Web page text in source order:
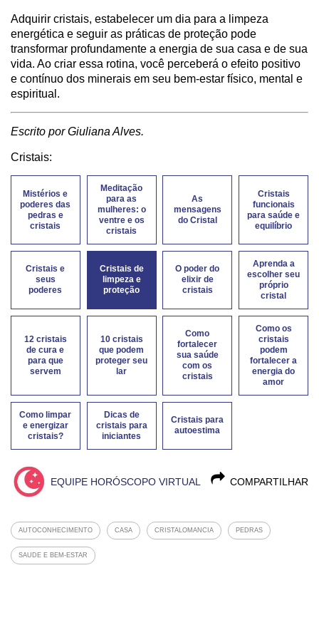
Adquirir cristais, estabelecer um dia para a limpeza
energética e seguir as práticas de proteção pode
transformar profundamente a energia de sua casa e de sua
vida. Ao criar essa rotina, você perceberá o efeito positivo
e contínuo dos minerais em seu bem-estar físico, mental e
espiritual.
Escrito por Giuliana Alves.
Cristais:
Mistérios e
poderes das
pedras e
cristais
Meditação
para as
mulheres: o
ventre e os
cristais
As
mensagens
do Cristal
Cristais
funcionais
para saúde e
equilíbrio
Cristais e
seus
poderes
Cristais de
limpeza e
proteção
O poder do
elixir de
cristais
Aprenda a
escolher seu
próprio
cristal
12 cristais
de cura e
para que
servem
10 cristais
que podem
proteger seu
lar
Como
fortalecer
sua saúde
com os
cristais
Como os
cristais
podem
fortalecer a
energia do
amor
Como limpar
e energizar
cristais?
Dicas de
cristais para
iniciantes
Cristais para
autoestima
COMPARTILHAR
EQUIPE HORÓSCOPO VIRTUAL
AUTOCONHECIMENTO CASA CRISTALOMANCIA PEDRAS
SAUDE E BEM-ESTAR